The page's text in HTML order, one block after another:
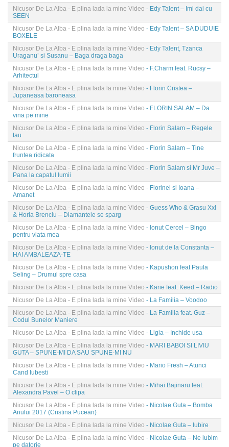
Nicusor De La Alba - E plina lada la mine Video - Edy Talent – Imi dai cu
SEEN
Nicusor De La Alba - E plina lada la mine Video - Edy Talent – SA DUDUIE
BOXELE
Nicusor De La Alba - E plina lada la mine Video - Edy Talent, Tzanca
Uraganu’ si Susanu – Baga draga baga
Nicusor De La Alba - E plina lada la mine Video - F.Charm feat. Rucsy –
Arhitectul
Nicusor De La Alba - E plina lada la mine Video - Florin Cristea –
Jupaneasa baroneasa
Nicusor De La Alba - E plina lada la mine Video - FLORIN SALAM – Da
vina pe mine
Nicusor De La Alba - E plina lada la mine Video - Florin Salam – Regele
tau
Nicusor De La Alba - E plina lada la mine Video - Florin Salam – Tine
fruntea ridicata
Nicusor De La Alba - E plina lada la mine Video - Florin Salam si Mr Juve –
Pana la capatul lumii
Nicusor De La Alba - E plina lada la mine Video - Florinel si Ioana –
Amanet
Nicusor De La Alba - E plina lada la mine Video - Guess Who & Grasu Xxl
& Horia Brenciu – Diamantele se sparg
Nicusor De La Alba - E plina lada la mine Video - Ionut Cercel – Bingo
pentru viata mea
Nicusor De La Alba - E plina lada la mine Video - Ionut de la Constanta –
HAI AMBALEAZA-TE
Nicusor De La Alba - E plina lada la mine Video - Kapushon feat Paula
Seling – Drumul spre casa
Nicusor De La Alba - E plina lada la mine Video - Karie feat. Keed – Radio
Nicusor De La Alba - E plina lada la mine Video - La Familia – Voodoo
Nicusor De La Alba - E plina lada la mine Video - La Familia feat. Guz –
Codul Bunelor Maniere
Nicusor De La Alba - E plina lada la mine Video - Ligia – Inchide usa
Nicusor De La Alba - E plina lada la mine Video - MARI BABOI SI LIVIU
GUTA – SPUNE-MI DA SAU SPUNE-MI NU
Nicusor De La Alba - E plina lada la mine Video - Mario Fresh – Atunci
Cand Iubesti
Nicusor De La Alba - E plina lada la mine Video - Mihai Bajinaru feat.
Alexandra Pavel – O clipa
Nicusor De La Alba - E plina lada la mine Video - Nicolae Guta – Bomba
Anului 2017 (Cristina Pucean)
Nicusor De La Alba - E plina lada la mine Video - Nicolae Guta – Iubire
Nicusor De La Alba - E plina lada la mine Video - Nicolae Guta – Ne iubim
pe datorie